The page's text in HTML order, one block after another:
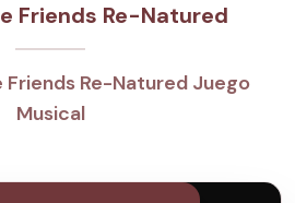
Friends Re-Natured
Friends Re-Natured Juego
Musical